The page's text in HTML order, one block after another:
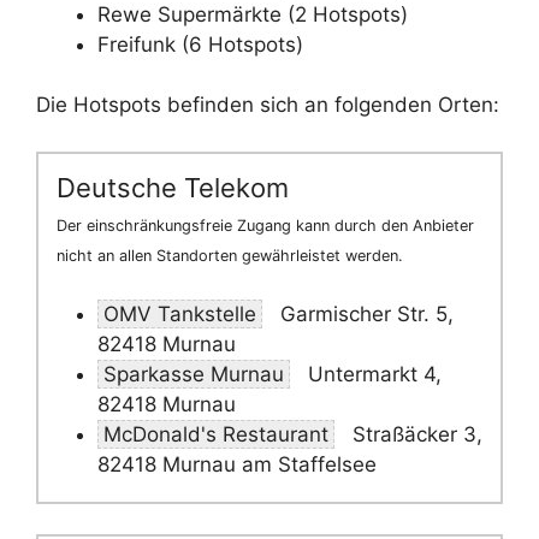
Rewe Supermärkte (2 Hotspots)
Freifunk (6 Hotspots)
Die Hotspots befinden sich an folgenden Orten:
Deutsche Telekom
Der einschränkungsfreie Zugang kann durch den Anbieter
nicht an allen Standorten gewährleistet werden.
OMV Tankstelle
Garmischer Str. 5,
82418 Murnau
Sparkasse Murnau
Untermarkt 4,
82418 Murnau
McDonald's Restaurant
Straßäcker 3,
82418 Murnau am Staffelsee